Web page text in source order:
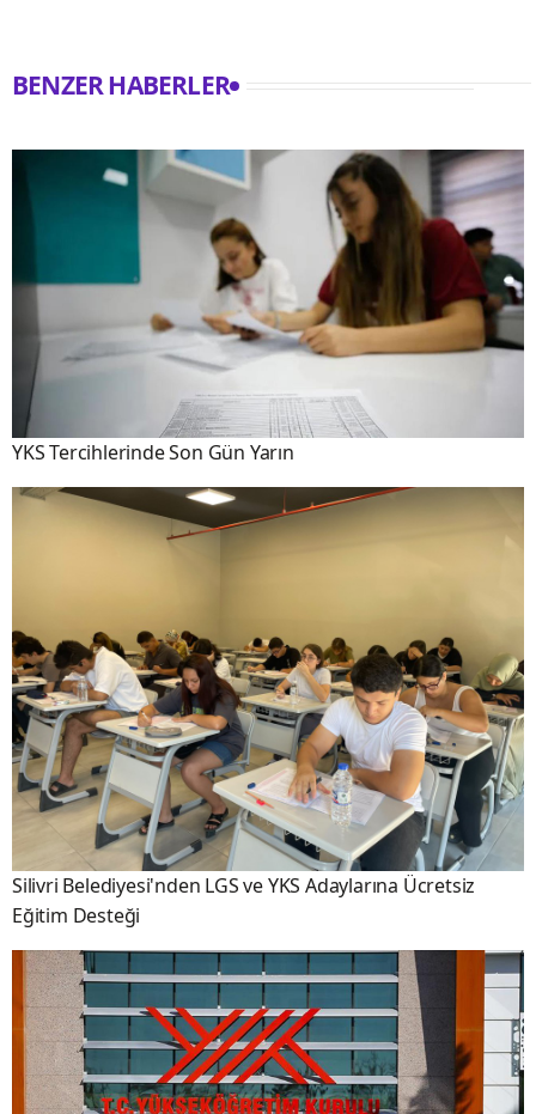
BENZER HABERLER
YKS Tercihlerinde Son Gün Yarın
Silivri Belediyesi'nden LGS ve YKS Adaylarına Ücretsiz
Eğitim Desteği